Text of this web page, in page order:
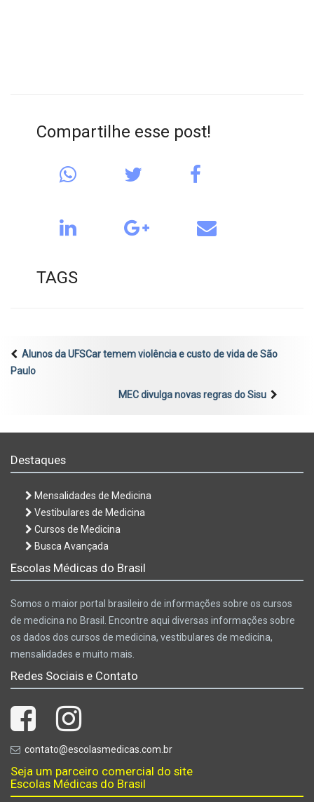
Compartilhe esse post!
TAGS
Alunos da UFSCar temem violência e custo de vida de São
Paulo
MEC divulga novas regras do Sisu
Destaques
Mensalidades de Medicina
Vestibulares de Medicina
Cursos de Medicina
Busca Avançada
Escolas Médicas do Brasil
Somos o maior portal brasileiro de informações sobre os cursos
de medicina no Brasil. Encontre aqui diversas informações sobre
os dados dos cursos de medicina, vestibulares de medicina,
mensalidades e muito mais.
Redes Sociais e Contato
contato@escolasmedicas.com.br
Seja um parceiro comercial do site
Escolas Médicas do Brasil